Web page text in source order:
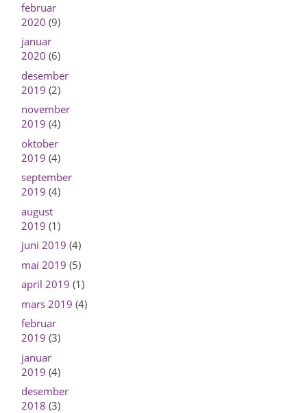
februar
2020 (9)
januar
2020 (6)
desember
2019 (2)
november
2019 (4)
oktober
2019 (4)
september
2019 (4)
august
2019 (1)
juni 2019 (4)
mai 2019 (5)
april 2019 (1)
mars 2019 (4)
februar
2019 (3)
januar
2019 (4)
desember
2018 (3)